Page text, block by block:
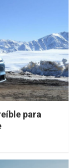
para